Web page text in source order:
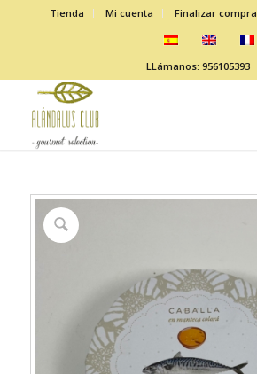
Tienda Mi cuenta Finalizar compra
LLámanos: 956105393